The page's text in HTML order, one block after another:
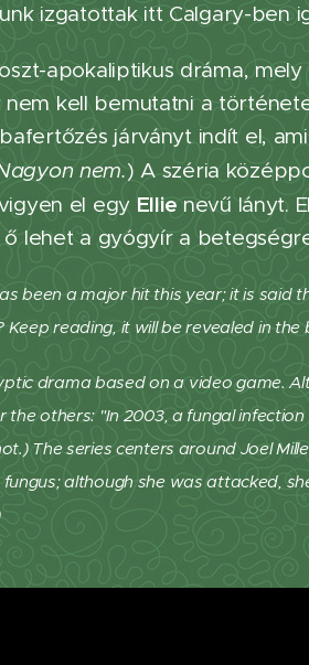
izgatottak itt Calgary-ben
apokaliptikus dráma,
kell bemutatni a
járványt indít el,
nem.) A széria
el egy Ellie nevű lányt.
lehet a gyógyír a
been a major hit this year; it is
reading, it will be revealed in the
drama based on a video game.
the others: "In 2003, a fungal
The series centers around Joel
although she was attacked,